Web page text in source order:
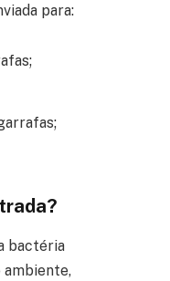
para:
bactéria
ambiente,